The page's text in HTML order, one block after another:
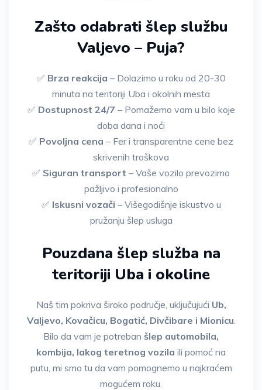
Zašto odabrati šlep službu
Valjevo – Puja?
✅ Brza reakcija – Dolazimo u roku od 20-30
minuta na teritoriji Uba i okolnih mesta
✅ Dostupnost 24/7 – Pomažemo vam u bilo koje
doba dana i noći
✅ Povoljna cena – Fer i transparentne cene bez
skrivenih troškova
✅ Siguran transport – Vaše vozilo prevozimo
pažljivo i profesionalno
✅ Iskusni vozači – Višegodišnje iskustvo u
pružanju šlep usluga
Pouzdana šlep služba na
teritoriji Uba i okoline
Naš tim pokriva široko područje, uključujući Ub,
Valjevo, Kovačicu, Bogatić, Divčibare i Mionicu.
Bilo da vam je potreban šlep automobila,
kombija, lakog teretnog vozila ili pomoć na
putu, mi smo tu da vam pomognemo u najkraćem
mogućem roku.